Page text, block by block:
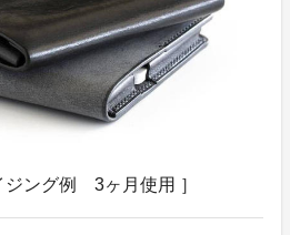
ジング例 3ヶ月使用 ］